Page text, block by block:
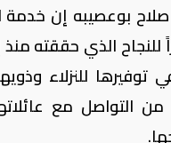
بوعصيبه إن خدمة
للنجاح الذي حققته
للنزلاء
من التواصل مع